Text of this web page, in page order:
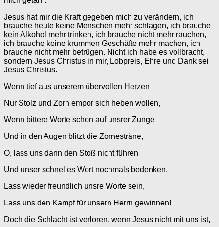
Jesus hat mir die Kraft gegeben mich zu verändern, ich
brauche heute keine Menschen mehr schlagen, ich brauche
kein Alkohol mehr trinken, ich brauche nicht mehr rauchen,
ich brauche keine krummen Geschäfte mehr machen, ich
brauche nicht mehr betrügen. Nicht ich habe es vollbracht,
sondern Jesus Christus in mir, Lobpreis, Ehre und Dank sei
Jesus Christus.
Wenn tief aus unserem übervollen Herzen
Nur Stolz und Zorn empor sich heben wollen,
Wenn bittere Worte schon auf unsrer Zunge
Und in den Augen blitzt die Zornesträne,
O, lass uns dann den Stoß nicht führen
Und unser schnelles Wort nochmals bedenken,
Lass wieder freundlich unsre Worte sein,
Lass uns den Kampf für unsern Herrn gewinnen!
Doch die Schlacht ist verloren, wenn Jesus nicht mit uns ist,